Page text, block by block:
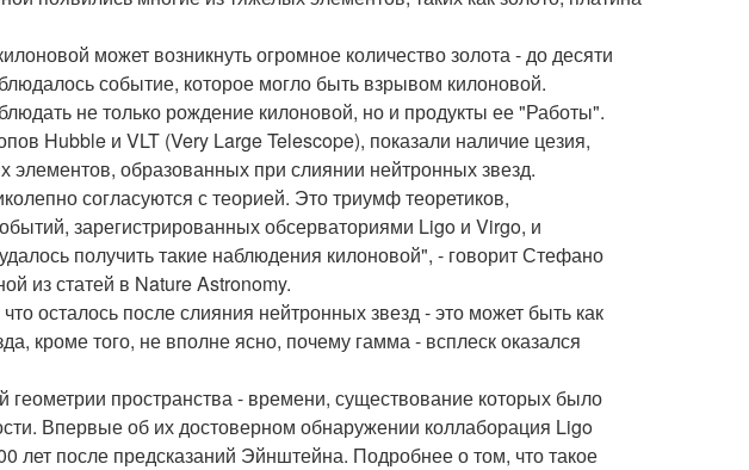
может возникнуть огромное количество золота - до десяти
событие, которое могло быть взрывом килоновой.
не только рождение килоновой, но и продукты ее "Работы".
Hubble и VLT (Very Large Telescope), показали наличие цезия,
элементов, образованных при слиянии нейтронных звезд.
согласуются с теорией. Это триумф теоретиков,
зарегистрированных обсерваториями Ligo и Virgo, и
получить такие наблюдения килоновой", - говорит Стефано
из статей в Nature Astronomy.
осталось после слияния нейтронных звезд - это может быть как
кроме того, не вполне ясно, почему гамма - всплеск оказался
пространства - времени, существование которых было
Впервые об их достоверном обнаружении коллаборация Ligo
лет после предсказаний Эйнштейна. Подробнее о том, что такое